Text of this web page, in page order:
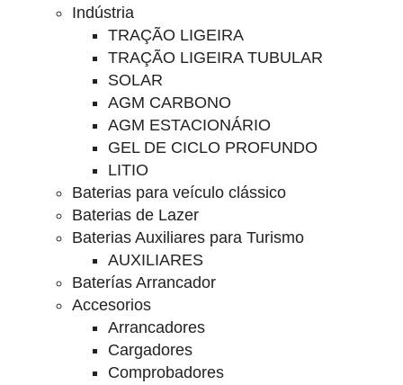
Indústria
TRAÇÃO LIGEIRA
TRAÇÃO LIGEIRA TUBULAR
SOLAR
AGM CARBONO
AGM ESTACIONÁRIO
GEL DE CICLO PROFUNDO
LITIO
Baterias para veículo clássico
Baterias de Lazer
Baterias Auxiliares para Turismo
AUXILIARES
Baterías Arrancador
Accesorios
Arrancadores
Cargadores
Comprobadores